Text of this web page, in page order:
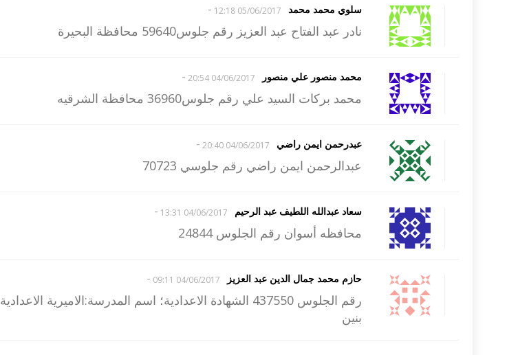
سلوي محمد محمد 05/06/2017 12:18
-
نادر عبد الفتاح عبد العزيز رقم جلوس59640 محافظة البحيرة
محمد منصور علي منصور 04/06/2017 20:54
-
محمد بركات السيد علي رقم جلوس36960 محافظة الشرقيه
عبدرحمن ايمن راضي 04/06/2017 20:40
-
عبدالرحمن ايمن راضي رقم جلوسي 70723
سعاد عبدالله اللطيف عبد الرحيم 04/06/2017 13:31
-
محافظه أسوان رقم الجلوس 24844
حازم محمد جمال الدين عبد العزيز 04/06/2017 09:11
-
رقم الجلوس 437550 الشهادة الاعدادية؛ اسم المدرسة:الاميرية الاعدادية
بنين